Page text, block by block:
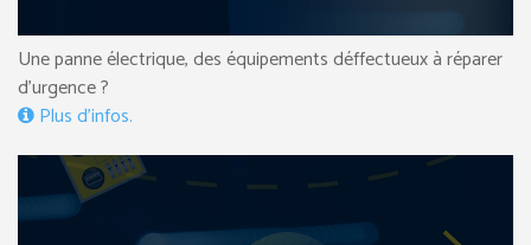
Une panne électrique, des équipements déffectueux à réparer
d’urgence ?
Plus d’infos.